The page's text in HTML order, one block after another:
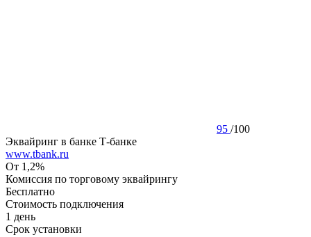
95 /100
Эквайринг в банке Т-банке
www.tbank.ru
От 1,2%
Комиссия по торговому эквайрингу
Бесплатно
Стоимость подключения
1 день
Срок установки